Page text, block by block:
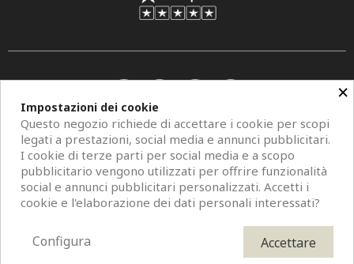
Copyright © 2026 Centro Specchi. Mestre (Venezia) P.IVA 04962320273.
Modelli di specchi, fotografie e descrizioni sono protetti da diritti d'autore. All
Rights Reserved. È vietata la riproduzione anche parziale.
×
Impostazioni dei cookie
Questo negozio richiede di accettare i cookie per scopi
legati a prestazioni, social media e annunci pubblicitari.
I cookie di terze parti per social media e a scopo
pubblicitario vengono utilizzati per offrire funzionalità
social e annunci pubblicitari personalizzati. Accetti i
cookie e l'elaborazione dei dati personali interessati?
Accettare
Configura